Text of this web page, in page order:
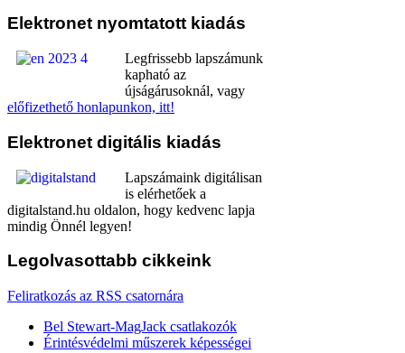
Elektronet nyomtatott kiadás
Legfrissebb lapszámunk
kapható az
újságárusoknál, vagy
előfizethető honlapunkon, itt!
Elektronet digitális kiadás
Lapszámaink digitálisan
is elérhetőek a
digitalstand.hu oldalon, hogy kedvenc lapja
mindig Önnél legyen!
Legolvasottabb cikkeink
Feliratkozás az RSS csatornára
Bel Stewart-MagJack csatlakozók
Érintésvédelmi műszerek képességei